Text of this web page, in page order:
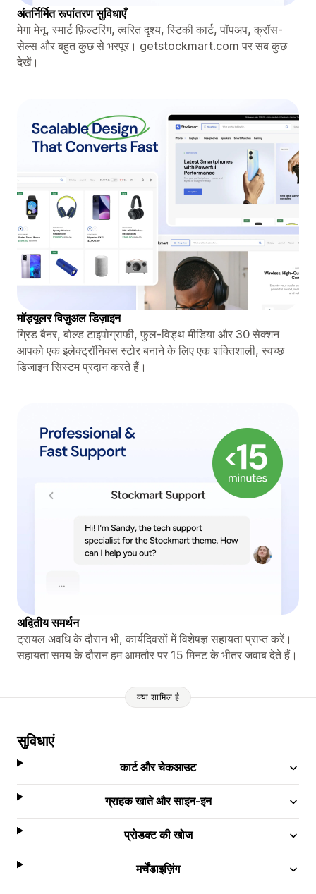
अंतर्निर्मित रूपांतरण सुविधाएँ
मेगा मेनू, स्मार्ट फ़िल्टरिंग, त्वरित दृश्य, स्टिकी कार्ट, पॉपअप, क्रॉस-
सेल्स और बहुत कुछ से भरपूर। getstockmart.com पर सब कुछ
देखें।
मॉड्यूलर विज़ुअल डिज़ाइन
ग्रिड बैनर, बोल्ड टाइपोग्राफी, फुल-विड्थ मीडिया और 30 सेक्शन
आपको एक इलेक्ट्रॉनिक्स स्टोर बनाने के लिए एक शक्तिशाली, स्वच्छ
डिजाइन सिस्टम प्रदान करते हैं।
अद्वितीय समर्थन
ट्रायल अवधि के दौरान भी, कार्यदिवसों में विशेषज्ञ सहायता प्राप्त करें।
सहायता समय के दौरान हम आमतौर पर 15 मिनट के भीतर जवाब देते हैं।
क्या शामिल है
सुविधाएं
कार्ट और चेकआउट
ग्राहक खाते और साइन-इन
प्रोडक्ट की खोज
मर्चेंडाइज़िंग